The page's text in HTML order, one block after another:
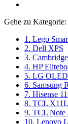
Gehe zu Kategorie:
1. Lego
2. Dell XPS
3.
4. HP
5. LG
6. Samsung
7. Hisense
8. TCL
9. TCL Note
10. Lenovo